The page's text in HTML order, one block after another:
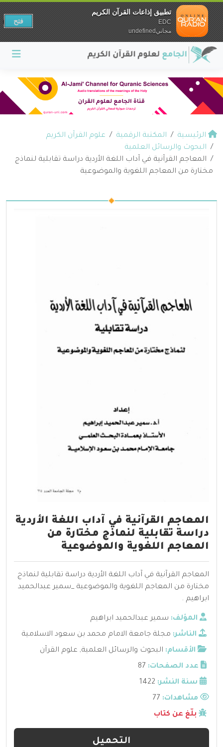
الرئيسية المكتبة الرقمية
علوم القرآن الكريم
البحوث والرسائل العلمية
المعاجم القرآنية في آداب اللغة الأردية دراسة تقابلية لنماذج
مختارة من المعاجم اللغوية والموضوعية
المعاجم القرآنية في آداب اللغة الأردية
دراسة تقابلية لنماذج مختارة من
المعاجم اللغوية والموضوعية
المعاجم القرآنية في آداب اللغة الأردية دراسة تقابلية لنماذج
مختارة من المعاجم اللغوية والموضوعية _سمير عبدالحميد
ابراهيم .
المؤلف: سمير عبدالحميد ابراهيم
الناشر: مجلة جامعة الامام محمد بن سعود الاسلامية
الأقسام: البحوث والرسائل العلمية, علوم القرآن
عدد الصفحات: 87
سنة النشر: 1422
مشاهدات:
بلّغ عن كتاب
التحميل
تطبيق إذاعات القرآن الكريم
EDC
مجانيundefined
فتح